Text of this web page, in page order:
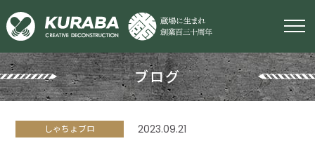
ブログ
しゃちょブロ 2023.09.21